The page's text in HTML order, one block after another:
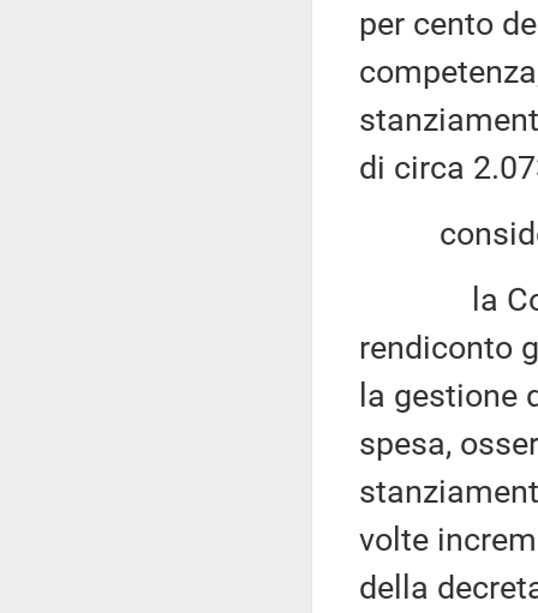
per cento
di circa
la Corte
rendiconto
la gestione
spesa,
volte
della